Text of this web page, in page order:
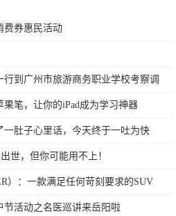
费券惠民活动
到广州市旅游商务职业学校考察调
笔，让你的iPad成为学习神器
一肚子心里话，今天终于一吐为快
世，但你可能用不上！
）：一款满足任何苛刻要求的SUV
节活动之名医巡讲来岳阳啦